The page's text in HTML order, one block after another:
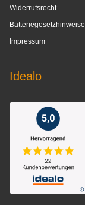
Widerrufsrecht
Batteriegesetzhinweise
Impressum
Idealo